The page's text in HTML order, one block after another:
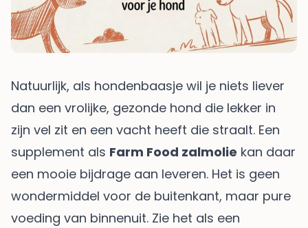
Natuurlijk, als hondenbaasje wil je niets liever
dan een vrolijke, gezonde hond die lekker in
zijn vel zit en een vacht heeft die straalt. Een
supplement als Farm Food zalmolie kan daar
een mooie bijdrage aan leveren. Het is geen
wondermiddel voor de buitenkant, maar pure
voeding van binnenuit. Zie het als een